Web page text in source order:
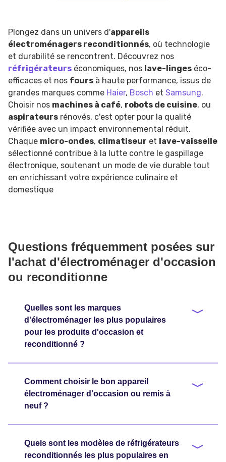
Plongez dans un univers d'appareils
électroménagers reconditionnés, où technologie
et durabilité se rencontrent. Découvrez nos
réfrigérateurs économiques, nos lave-linges éco-
efficaces et nos fours à haute performance, issus de
grandes marques comme Haier, Bosch et Samsung.
Choisir nos machines à café, robots de cuisine, ou
aspirateurs rénovés, c'est opter pour la qualité
vérifiée avec un impact environnemental réduit.
Chaque micro-ondes, climatiseur et lave-vaisselle
sélectionné contribue à la lutte contre le gaspillage
électronique, soutenant un mode de vie durable tout
en enrichissant votre expérience culinaire et
domestique
Questions fréquemment posées sur
l'achat d'électroménager d'occasion
ou reconditionne
Quelles sont les marques
d'électroménager les plus populaires
pour les produits d'occasion et
reconditionné ?
Comment choisir le bon appareil
électroménager d'occasion ou remis à
neuf ?
Quels sont les modèles de réfrigérateurs
reconditionnés les plus populaires en